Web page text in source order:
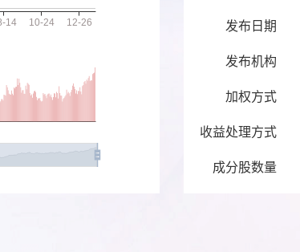
发布日期
发布机构
加权方式
收益处理方式
成分股数量